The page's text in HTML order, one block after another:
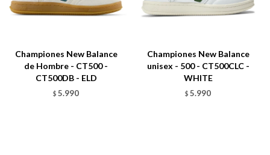
Championes New Balance
de Hombre - CT500 -
CT500DB - ELD
$ 5.990
Championes New Balance
unisex - 500 - CT500CLC -
WHITE
$ 5.990